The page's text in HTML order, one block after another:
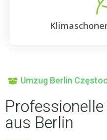
Umzug Berlin
aus Berlin